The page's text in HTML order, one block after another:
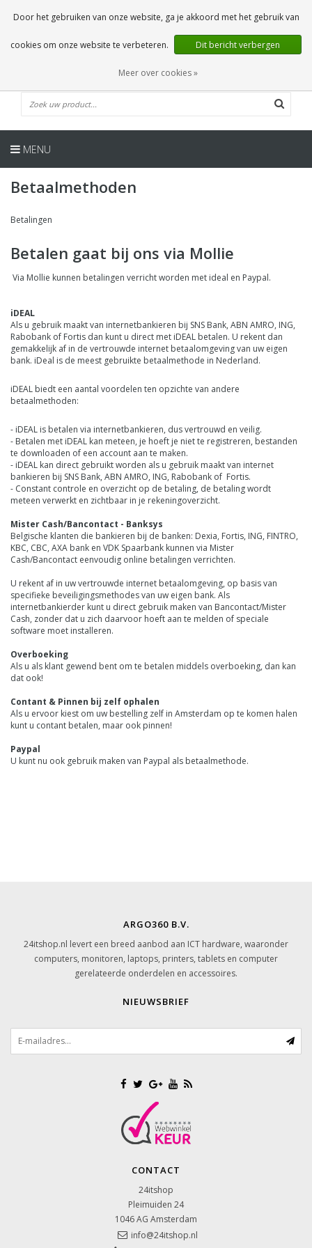
0 Artikelen
NL
MENU
Betaalmethoden
Betalingen
Betalen gaat bij ons via Mollie
Via Mollie kunnen betalingen verricht worden met ideal en Paypal.
iDEAL
Als u gebruik maakt van internetbankieren bij SNS Bank, ABN AMRO, ING,
Rabobank of Fortis dan kunt u direct met iDEAL betalen. U rekent dan
gemakkelijk af in de vertrouwde internet betaalomgeving van uw eigen
bank. iDeal is de meest gebruikte betaalmethode in Nederland.
iDEAL biedt een aantal voordelen ten opzichte van andere
betaalmethoden:
- iDEAL is betalen via internetbankieren, dus vertrouwd en veilig.
- Betalen met iDEAL kan meteen, je hoeft je niet te registreren, bestanden
te downloaden of een account aan te maken.
- iDEAL kan direct gebruikt worden als u gebruik maakt van internet
bankieren bij SNS Bank, ABN AMRO, ING, Rabobank of Fortis.
- Constant controle en overzicht op de betaling, de betaling wordt
meteen verwerkt en zichtbaar in je rekeningoverzicht.
Mister Cash/Bancontact - Banksys
Belgische klanten die bankieren bij de banken: Dexia, Fortis, ING, FINTRO,
KBC, CBC, AXA bank en VDK Spaarbank kunnen via Mister
Cash/Bancontact eenvoudig online betalingen verrichten.
U rekent af in uw vertrouwde internet betaalomgeving, op basis van
specifieke beveiligingsmethodes van uw eigen bank. Als
internetbankierder kunt u direct gebruik maken van Bancontact/Mister
Cash, zonder dat u zich daarvoor hoeft aan te melden of speciale
software moet installeren.
Overboeking
Als u als klant gewend bent om te betalen middels overboeking, dan kan
dat ook!
Contant & Pinnen bij zelf ophalen
Als u ervoor kiest om uw bestelling zelf in Amsterdam op te komen halen
kunt u contant betalen, maar ook pinnen!
Paypal
U kunt nu ook gebruik maken van Paypal als betaalmethode.
ARGO360 B.V.
24itshop.nl levert een breed aanbod aan ICT hardware, waaronder
computers, monitoren, laptops, printers, tablets en computer
gerelateerde onderdelen en accessoires.
NIEUWSBRIEF
CONTACT
24itshop
Pleimuiden 24
1046 AG Amsterdam
info@24itshop.nl
Door het gebruiken van onze website, ga je akkoord met het gebruik van
cookies om onze website te verbeteren. Dit bericht verbergen
Meer over cookies »